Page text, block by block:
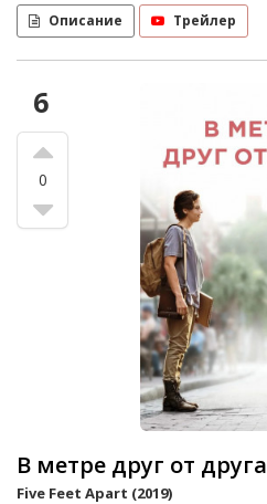
Описание Трейлер
6
0
В метре друг от друга
Five Feet Apart (2019)